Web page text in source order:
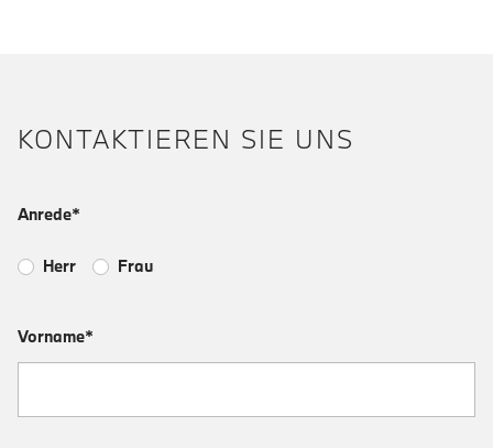
KONTAKTIEREN SIE UNS
Anrede*
Herr Frau
Vorname*